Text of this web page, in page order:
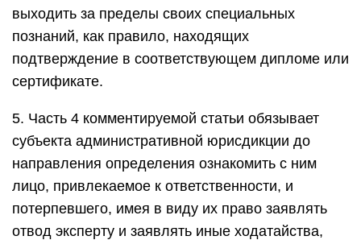
выходить за пределы своих специальных
познаний, как правило, находящих
подтверждение в соответствующем дипломе или
сертификате.
5. Часть 4 комментируемой статьи обязывает
субъекта административной юрисдикции до
направления определения ознакомить с ним
лицо, привлекаемое к ответственности, и
потерпевшего, имея в виду их право заявлять
отвод эксперту и заявлять иные ходатайства,